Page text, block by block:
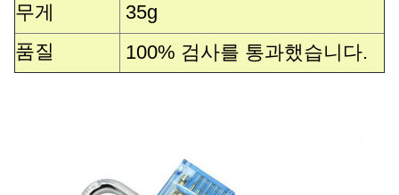
무게
35g
품질
100% 검사를 통과했습니다.